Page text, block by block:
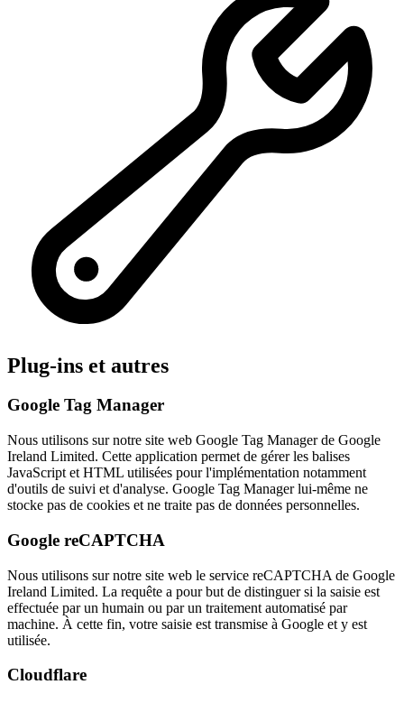
Plug-ins et autres
Google Tag Manager
Nous utilisons sur notre site web Google Tag Manager de Google
Ireland Limited. Cette application permet de gérer les balises
JavaScript et HTML utilisées pour l'implémentation notamment
d'outils de suivi et d'analyse. Google Tag Manager lui-même ne
stocke pas de cookies et ne traite pas de données personnelles.
Google reCAPTCHA
Nous utilisons sur notre site web le service reCAPTCHA de Google
Ireland Limited. La requête a pour but de distinguer si la saisie est
effectuée par un humain ou par un traitement automatisé par
machine. À cette fin, votre saisie est transmise à Google et y est
utilisée.
Cloudflare